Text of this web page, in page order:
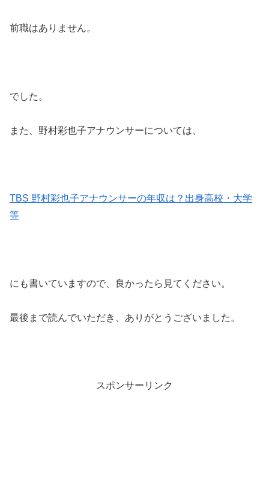
前職はありません。
でした。
また、野村彩也子アナウンサーについては、
TBS 野村彩也子アナウンサーの年収は？出身高校・大学
等
にも書いていますので、良かったら見てください。
最後まで読んでいただき、ありがとうございました。
スポンサーリンク